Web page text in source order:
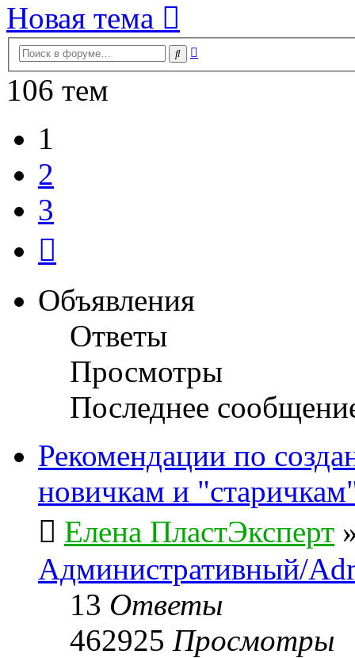
Новая тема
Поиск
106 тем
1
2
3
Объявления
Ответы
Просмотры
Последнее
Рекомендации по
новичкам и
Елена ПластЭксперт
Административный/
13 Ответы
462925 Просмотры